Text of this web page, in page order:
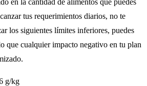
tus requerimientos diarios, no te
los siguientes límites inferiores, puedes
que cualquier impacto negativo en tu plan
g/kg